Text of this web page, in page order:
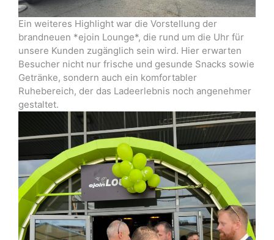
Ein weiteres Highlight war die Vorstellung der
brandneuen *ejoin Lounge*, die rund um die Uhr für
unsere Kunden zugänglich sein wird. Hier erwarten
Besucher nicht nur frische und gesunde Snacks sowie
Getränke, sondern auch ein komfortabler
Ruhebereich, der das Ladeerlebnis noch angenehmer
gestaltet.